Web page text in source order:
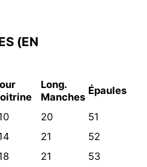
(EN
Long.
Manches
Épaules
20
51
21
52
21 53